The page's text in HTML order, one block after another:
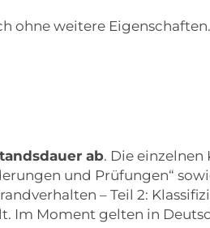
ohne weitere
ab. Die einzelnen
und Prüfungen“
– Teil 2:
Im Moment gelten in